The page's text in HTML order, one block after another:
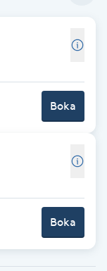
Boka
Boka